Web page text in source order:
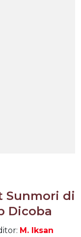
Sunmori di
Dicoba
M. Iksan